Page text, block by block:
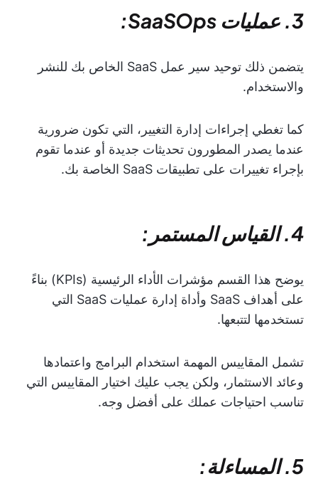
3. عمليات SaaSOps:
يتضمن ذلك توحيد سير عمل SaaS الخاص بك للنشر
والاستخدام.
كما تغطي إجراءات إدارة التغيير، التي تكون ضرورية
عندما يصدر المطورون تحديثات جديدة أو عندما تقوم
بإجراء تغييرات على تطبيقات SaaS الخاصة بك.
4. القياس المستمر:
يوضح هذا القسم مؤشرات الأداء الرئيسية (KPIs) بناءً
على أهداف SaaS وأداة إدارة عمليات SaaS التي
تستخدمها لتتبعها.
تشمل المقاييس المهمة استخدام البرامج واعتمادها
وعائد الاستثمار، ولكن يجب عليك اختيار المقاييس التي
تناسب احتياجات عملك على أفضل وجه.
5. المساءلة: